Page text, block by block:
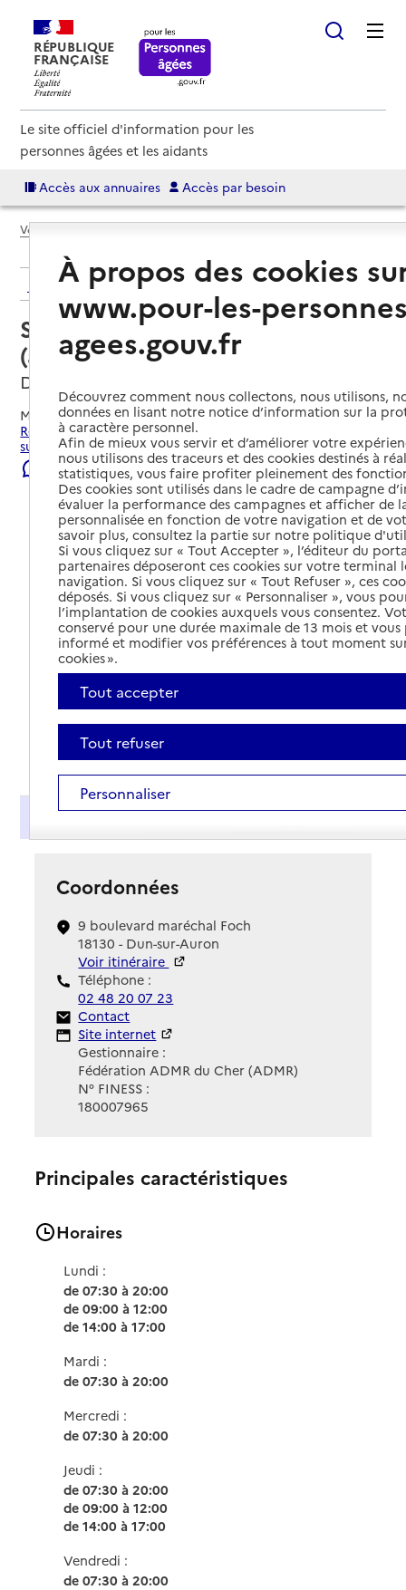
RÉPUBLIQUE
FRANÇAISE
Le site officiel d'information pour les
personnes âgées et les aidants
Accès aux annuaires Accès par besoin
Voir le fil d’Ariane
Retour aux résultats de l'annuaire
Service autonomie à domicile
(aide) – Services ADMR
Dun-sur-Auron, CHER
Mis à jour le20/05/2026
Rechercher les établissements et services autour de Dun-
sur-Auron.
Signaler une erreur
Présentation
Coordonnées
9 boulevard maréchal Foch
18130 - Dun-sur-Auron
Voir itinéraire
Téléphone :
02 48 20 07 23
Contact
Contact
Site Internet
Site internet
Gestionnaire :
Fédération ADMR du Cher (ADMR)
N° FINESS :
180007965
Principales caractéristiques
Horaires
Lundi :
de 07:30 à 20:00
de 09:00 à 12:00
de 14:00 à 17:00
Mardi :
de 07:30 à 20:00
Mercredi :
de 07:30 à 20:00
Jeudi :
de 07:30 à 20:00
de 09:00 à 12:00
de 14:00 à 17:00
Vendredi :
de 07:30 à 20:00
À propos des cookies
www.pour-les-
agees.gouv.fr
Découvrez comment nous collectons, nous utilisons,
données en lisant notre notice d’information sur la
à caractère personnel.
Afin de mieux vous servir et d’améliorer votre
nous utilisons des traceurs et des cookies destinés à
statistiques, vous faire profiter pleinement des
Des cookies sont utilisés dans le cadre de campagne
évaluer la performance des campagnes et afficher de
personnalisée en fonction de votre navigation et de
savoir plus, consultez la partie sur notre politique
Si vous cliquez sur « Tout Accepter », l’éditeur du
partenaires déposeront ces cookies sur votre terminal
navigation. Si vous cliquez sur « Tout Refuser », ces
déposés. Si vous cliquez sur « Personnaliser », vous
l’implantation de cookies auxquels vous consentez.
conservé pour une durée maximale de 13 mois et
informé et modifier vos préférences à tout moment
cookies ».
Tout accepter
Tout refuser
Personnaliser